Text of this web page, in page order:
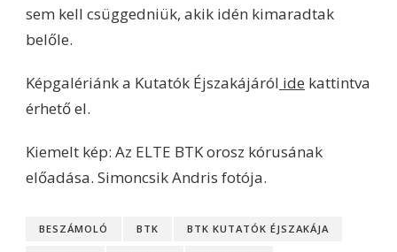
sem kell csüggedniük, akik idén kimaradtak
belőle.
Képgalériánk a Kutatók Éjszakájáról ide kattintva
érhető el.
Kiemelt kép: Az ELTE BTK orosz kórusának
előadása. Simoncsik Andris fotója.
BESZÁMOLÓ BTK BTK KUTATÓK ÉJSZAKÁJA